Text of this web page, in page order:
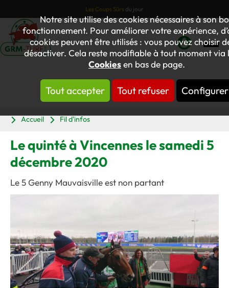
Notre site utilise des cookies nécessaires à son
fonctionnement. Pour améliorer votre expérience,
cookies peuvent être utilisés : vous pouvez choisir
désactiver. Cela reste modifiable à tout moment via
Cookiesen bas de page.
Tout accepter Tout refuser Configurer
Les Coups Sûrs du jour
Mon
compte
Accueil
Fil d'infos
Le quinté à Vincennes le samedi 5
décembre 2020
Le 5 Genny Mauvaisville est non partant